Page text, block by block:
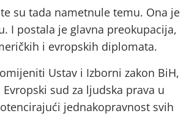
su tada nametnule temu. Ona je
I postala je glavna preokupacija,
i evropskih diplomata.
Ustav i Izborni zakon BiH,
sud za ljudska prava u
jednakopravnost svih